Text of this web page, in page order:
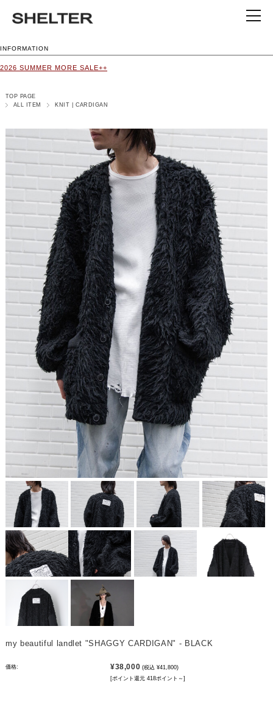
INFORMATION
2026 SUMMER MORE SALE++
TOP PAGE
ALL ITEM
KNIT | CARDIGAN
my beautiful landlet "SHAGGY CARDIGAN" - BLACK
価格: ¥38,000 (税込 ¥41,800)
[ポイント還元 418ポイント～]